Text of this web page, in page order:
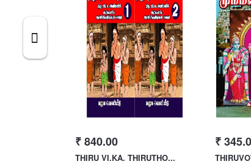
₹ 840.00
THIRU VI.KA. THIRUTHO...
₹